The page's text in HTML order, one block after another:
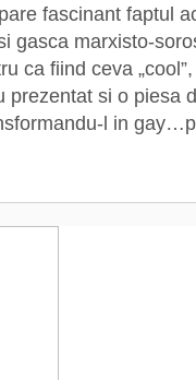
fascinant faptul
gasca marxisto-
ca fiind ceva
si o piesa
l in